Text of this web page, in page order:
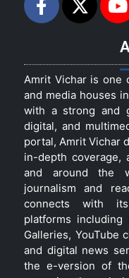
Amrit Vichar is one
and media houses
with a strong and
digital, and
portal, Amrit Vichar
in-depth coverage,
and around the
journalism and
connects with
platforms including
Galleries, YouTube
and digital news
the e-version of